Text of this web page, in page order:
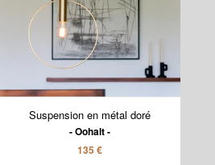
Suspension en métal doré
Oohalt
135 €